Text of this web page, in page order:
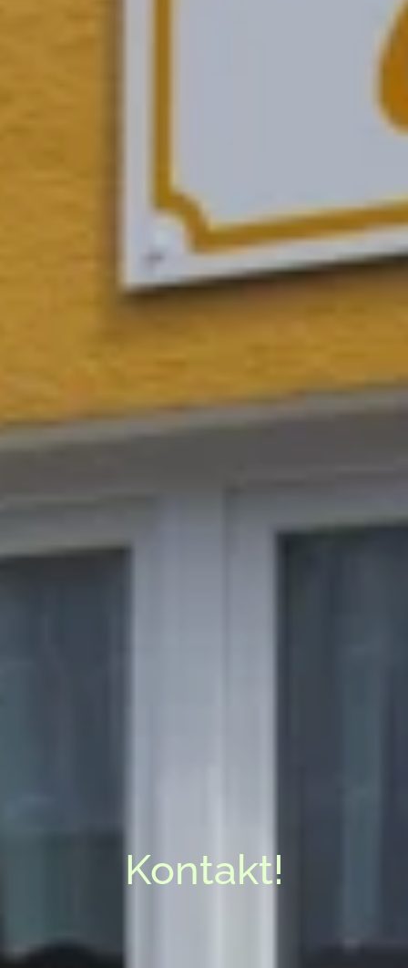
Kontakt!